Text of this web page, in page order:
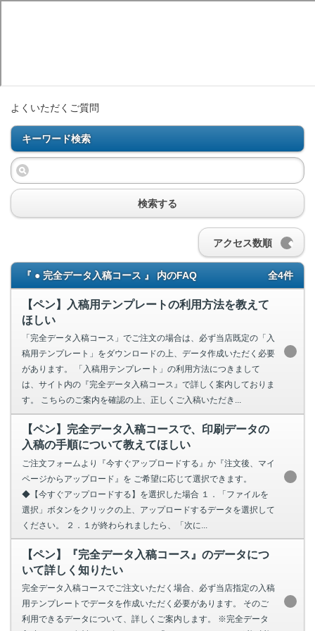
よくいただくご質問
キーワード検索
検索する
アクセス数順
『 ● 完全データ入稿コース 』 内のFAQ 全4件
【ペン】入稿用テンプレートの利用方法を教えて
ほしい
「完全データ入稿コース」でご注文の場合は、必ず当店既定の「入
稿用テンプレート」をダウンロードの上、データ作成いただく必要
があります。 「入稿用テンプレート」の利用方法につきまして
は、サイト内の『完全データ入稿コース』で詳しく案内しておりま
す。 こちらのご案内を確認の上、正しくご入稿いただき...
【ペン】完全データ入稿コースで、印刷データの
入稿の手順について教えてほしい
ご注文フォームより『今すぐアップロードする』か『注文後、マイ
ページからアップロード』を ご希望に応じて選択できます。
◆【今すぐアップロードする】を選択した場合 １．「ファイルを
選択」ボタンをクリックの上、アップロードするデータを選択して
ください。 ２．１が終わられましたら、「次に...
【ペン】『完全データ入稿コース』のデータにつ
いて詳しく知りたい
完全データ入稿コースでご注文いただく場合、必ず当店指定の入稿
用テンプレートでデータを作成いただく必要があります。 そのご
利用できるデータについて、詳しくご案内します。 ※完全データ